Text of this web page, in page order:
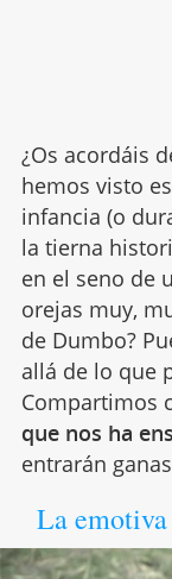
¿Os acordáis
hemos visto
infancia (o
la tierna
en el seno de
orejas muy,
de Dumbo?
allá de lo que
Compartimos
que nos ha
entrarán
La